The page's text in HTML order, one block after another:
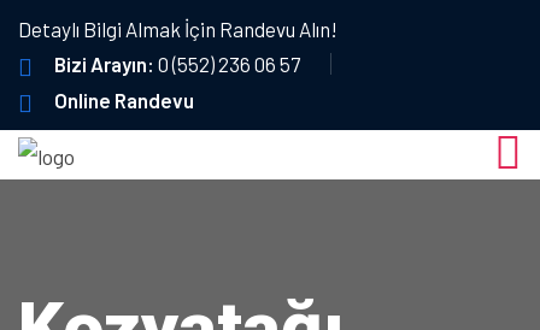
Detaylı Bilgi Almak İçin Randevu Alın!
Bizi Arayın: 0 (552) 236 06 57
Online Randevu